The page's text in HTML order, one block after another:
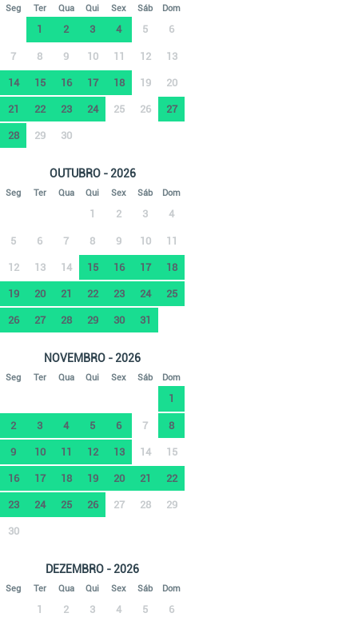
Seg Ter Qua Qui Sex Sáb Dom
1 2 3 4 5 6
7 8 9 10 11 12 13
14 15 16 17 18 19 20
21 22 23 24 25 26 27
28 29 30
OUTUBRO - 2026
Seg Ter Qua Qui Sex Sáb Dom
1 2 3 4
5 6 7 8 9 10 11
12 13 14 15 16 17 18
19 20 21 22 23 24 25
26 27 28 29 30 31
NOVEMBRO - 2026
Seg Ter Qua Qui Sex Sáb Dom
1
2 3 4 5 6 7 8
9 10 11 12 13 14 15
16 17 18 19 20 21 22
23 24 25 26 27 28 29
30
DEZEMBRO - 2026
Seg Ter Qua Qui Sex Sáb Dom
1 2 3 4 5 6